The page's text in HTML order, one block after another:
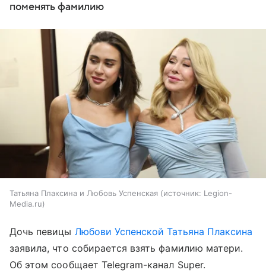
поменять фамилию
Татьяна Плаксина и Любовь Успенская источник: Legion-
Media.ru
Дочь певицы Любови Успенской Татьяна Плаксина
заявила, что собирается взять фамилию матери.
Об этом сообщает Telegram-канал Super.